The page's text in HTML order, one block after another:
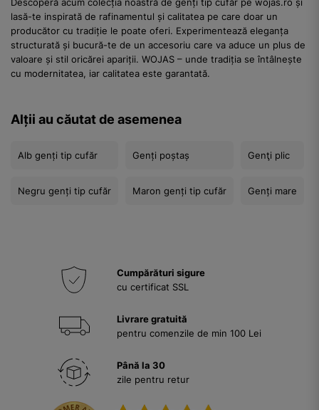
Descoperă acum colecția noastră de genți tip cufăr pe wojas.ro și
lasă-te inspirată de rafinamentul și calitatea pe care doar un
producător cu tradiție le poate oferi. Experimentează eleganța
structurată și bucură-te de un accesoriu care va aduce un plus de
valoare și stil oricărei apariții. WOJAS – unde tradiția se întâlnește
cu modernitatea, iar calitatea este garantată.
Alții au căutat de asemenea
Alb genți tip cufăr
Negru genți tip cufăr
Genți poștaș
Maron genți tip cufăr
Genţi plic
Genți mare
Cumpărături sigure
cu certificat SSL
Livrare gratuită
pentru comenzile de min 100 Lei
Până la 30
zile pentru retur